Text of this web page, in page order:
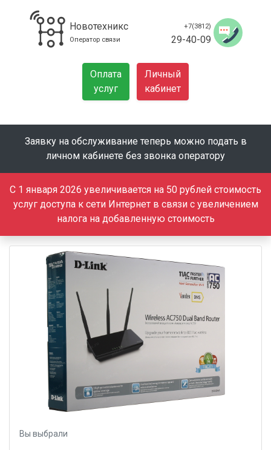
Новотехникс
Оператор связи
+7(3812)
29-40-09
Оплата
услуг
Личный
кабинет
Заявку на обслуживание теперь можно подать в
личном кабинете без звонка оператору
С 1 января 2026 увеличивается на 50 рублей стоимость
услуг доступа к сети Интернет в связи с увеличением
налога на добавленную стоимость
Вы выбрали